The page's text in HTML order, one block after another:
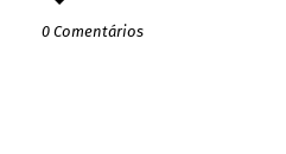
0 Comentários